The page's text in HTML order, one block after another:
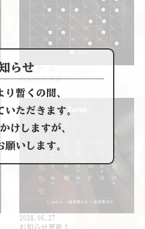
2024.07.31
お知らせ更新！
2024.06.27
お知らせ更新！
らせ
り暫くの間、
いただきます。
けしますが、
願いします。